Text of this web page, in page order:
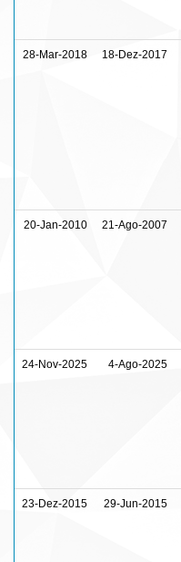
28-Mar-2018 18-Dez-2017
20-Jan-2010 21-Ago-2007
24-Nov-2025 4-Ago-2025
23-Dez-2015 29-Jun-2015